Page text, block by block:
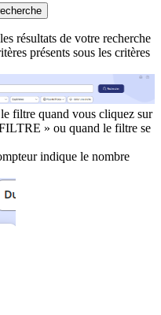
résultats de votre recherche
présents sous les critères
filtre quand vous cliquez sur
» ou quand le filtre se
indique le nombre